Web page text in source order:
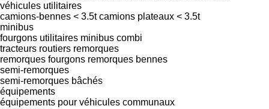
véhicules utilitaires
camions-bennes < 3.5t camions plateaux < 3.5t
minibus
fourgons utilitaires minibus combi
tracteurs routiers remorques
remorques fourgons remorques bennes
semi-remorques
semi-remorques bâchés
équipements
équipements pour véhicules communaux